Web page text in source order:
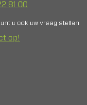
81 00
u ook uw vraag stellen.
op!